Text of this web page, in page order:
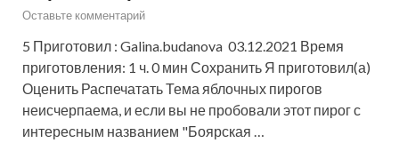
Оставьте комментарий
5 Приготовил : Galina.budanova 03.12.2021 Время
приготовления: 1 ч. 0 мин Сохранить Я приготовил(а)
Оценить Распечатать Тема яблочных пирогов
неисчерпаема, и если вы не пробовали этот пирог с
интересным названием "Боярская …